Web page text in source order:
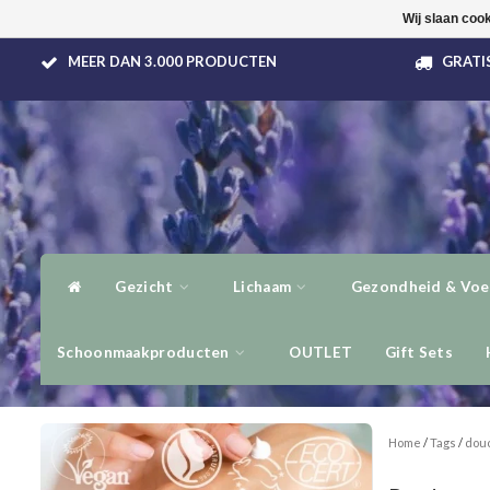
MEER DAN 3.000 PRODUCTEN
Gezicht Lichaam Gezondheid &
Schoonmaakproducten OUTLET Gift Sets
Home /Tags /
Wij slaan